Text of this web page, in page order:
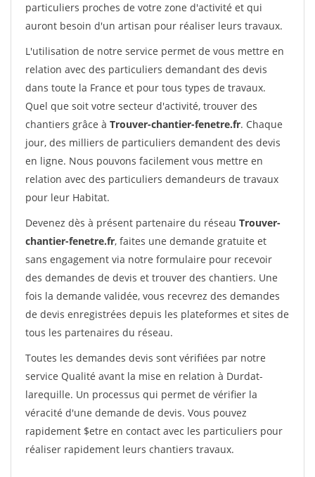
particuliers proches de votre zone d'activité et qui
auront besoin d'un artisan pour réaliser leurs travaux.
L'utilisation de notre service permet de vous mettre en
relation avec des particuliers demandant des devis
dans toute la France et pour tous types de travaux.
Quel que soit votre secteur d'activité, trouver des
chantiers grâce à Trouver-chantier-fenetre.fr. Chaque
jour, des milliers de particuliers demandent des devis
en ligne. Nous pouvons facilement vous mettre en
relation avec des particuliers demandeurs de travaux
pour leur Habitat.
Devenez dès à présent partenaire du réseau Trouver-
chantier-fenetre.fr, faites une demande gratuite et
sans engagement via notre formulaire pour recevoir
des demandes de devis et trouver des chantiers. Une
fois la demande validée, vous recevrez des demandes
de devis enregistrées depuis les plateformes et sites de
tous les partenaires du réseau.
Toutes les demandes devis sont vérifiées par notre
service Qualité avant la mise en relation à Durdat-
larequille. Un processus qui permet de vérifier la
véracité d'une demande de devis. Vous pouvez
rapidement $etre en contact avec les particuliers pour
réaliser rapidement leurs chantiers travaux.